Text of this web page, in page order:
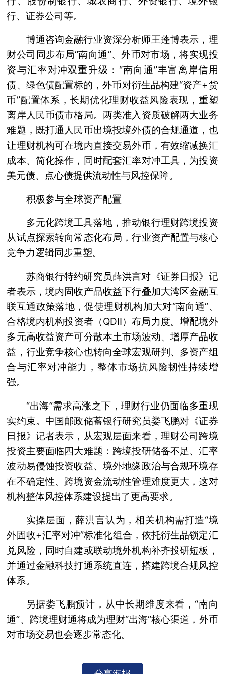
行、证券公司等。
博通咨询金融行业资深分析师王蓬博表示，理
财公司同步布局“南向通”、外币对市场，将实现投
资与汇率对冲双重升级：“南向通”丰富离岸信用
债、绿色债配置标的，外币对衍生品构建“资产+货
币”配置体系，长期优化理财收益风险表现，重塑
离岸人民币债市格局。两类准入资质破解两大业务
难题，既打通人民币出境投境外债的合规通道，也
让理财机构可在境内直接交易外币，有效缩减换汇
成本、简化操作，同时配套汇率对冲工具，为投资
美元债、点心债提供流动性与风控保障。
积极参与全球资产配置
多元化跨境工具落地，推动银行理财跨境投资
从试点探索转向常态化布局，行业资产配置与核心
竞争力逻辑同步重塑。
苏商银行特约研究员薛洪言对《证券日报》记
者表示，境内固收产品收益下行叠加大湾区金融互
联互通政策落地，促使理财机构加大对“南向通”、
合格境内机构投资者（QDII）布局力度。增配境外
多元高收益资产可分散本土市场波动、增厚产品收
益，行业竞争核心也转向全球宏观研判、多资产组
合与汇率对冲能力，整体市场抗风险韧性持续增
强。
“出海”需求高涨之下，理财行业仍面临多重现
实约束。中国邮政储蓄银行研究员娄飞鹏对《证券
日报》记者表示，从宏观层面来看，理财公司跨境
投资主要面临四大难题：跨境投研储备不足、汇率
波动易侵蚀投资收益、境外地缘政治与合规环境存
在不确定性、跨境资金流动性管理难度更大，这对
机构整体风控体系建设提出了更高要求。
实操层面，薛洪言认为，相关机构需打造“境
外固收+汇率对冲”标准化组合，依托衍生品锁定汇
兑风险，同时自建或联动境外机构补齐投研短板，
并通过金融科技打通系统直连，搭建跨境合规风控
体系。
另据娄飞鹏预计，从中长期维度来看，“南向
通”、跨境理财通将成为理财“出海”核心渠道，外币
对市场交易也会逐步常态化。